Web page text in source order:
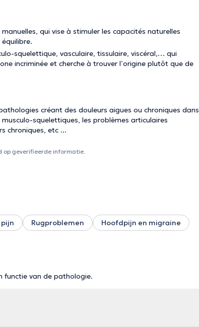
qui vise à stimuler les capacités naturelles
squelettique, vasculaire, tissulaire, viscéral,… qui
incriminée et cherche à trouver l’origine plutôt que de
créant des douleurs aigues ou chroniques dans
squelettiques, les problèmes articulaires
chroniques, etc ...
op geverifieerde informatie.
Rugproblemen
Hoofdpijn en migraine
functie van de pathologie.